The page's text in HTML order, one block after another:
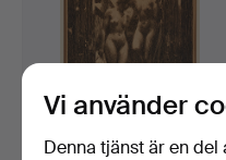
Vi använder
Denna tjänst är en